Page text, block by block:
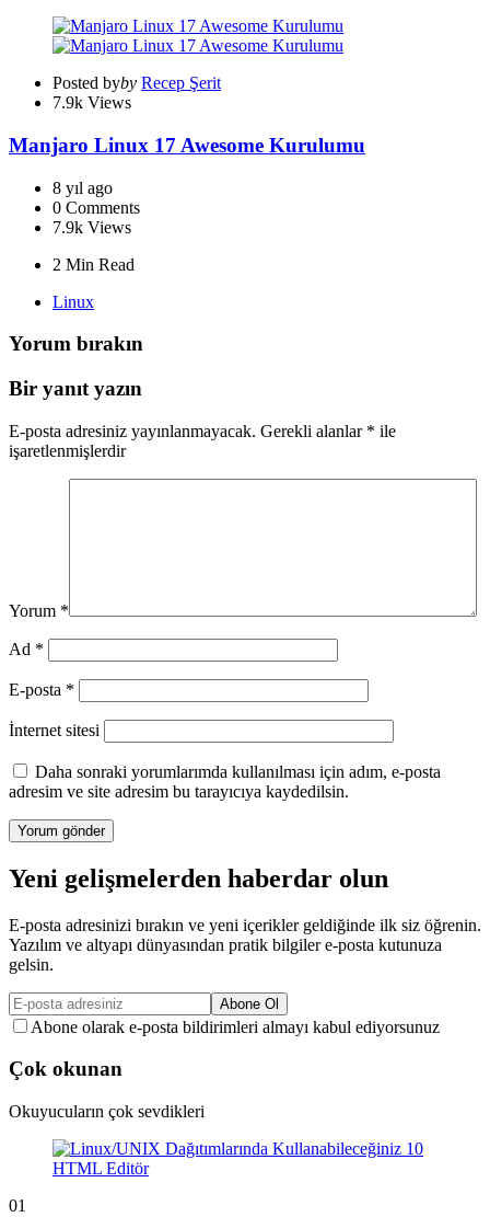
Posted byby Recep Şerit
7.9k Views
Manjaro Linux 17 Awesome Kurulumu
8 yıl ago
0 Comments
7.9k Views
2 Min Read
Linux
Yorum bırakın
Bir yanıt yazın
E-posta adresiniz yayınlanmayacak. Gerekli alanlar * ile
işaretlenmişlerdir
Yorum *
Ad *
E-posta *
İnternet sitesi
Daha sonraki yorumlarımda kullanılması için adım, e-posta
adresim ve site adresim bu tarayıcıya kaydedilsin.
Yeni gelişmelerden haberdar olun
E-posta adresinizi bırakın ve yeni içerikler geldiğinde ilk siz öğrenin.
Yazılım ve altyapı dünyasından pratik bilgiler e-posta kutunuza
gelsin.
Abone Ol
Abone olarak e-posta bildirimleri almayı kabul ediyorsunuz
Çok okunan
Okuyucuların çok sevdikleri
01